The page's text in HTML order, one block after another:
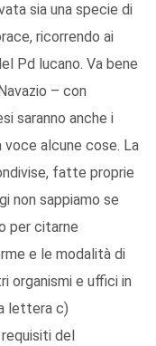
sia una specie di
ricorrendo ai
Pd lucano. Va bene
– con
saranno anche i
voce alcune cose. La
fatte proprie
non sappiamo se
per citarne
e le modalità di
organismi e uffici in
lettera c)
del